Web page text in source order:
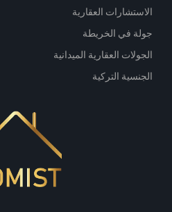
الاستشارات العقارية
جولة في الخريطة
الجولات العقارية الميدانية
الجنسية التركية